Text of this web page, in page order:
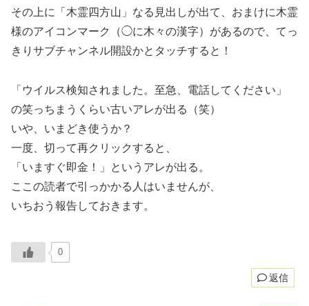
その上に「木霊四方山」なる見出しが出て、おまけに木霊
様のアイコンマーク（◯に木々の漢字）があるので、てっ
きりサブチャンネル開設かとタッチすると！
「ウイルス検知されました。至急、電話してください」
の笑っちまうくらい古いアレが出る（笑）
いや、いまどき使うか？
一度、切って再クリックすると、
「いますぐ即金！」というアレが出る。
ここの読者で引っかかる人はいませんが、
いちおう報告しておきます。
0
返信